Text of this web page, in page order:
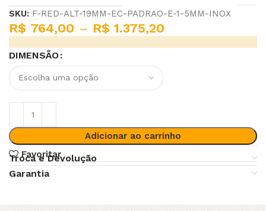
SKU: F-RED-ALT-19MM-EC-PADRAO-E-1-5MM-INOX
R$ 764,00 – R$ 1.375,20
DIMENSÃO
Adicionar ao carrinho
Favoritar
Troca e Devolução
Garantia